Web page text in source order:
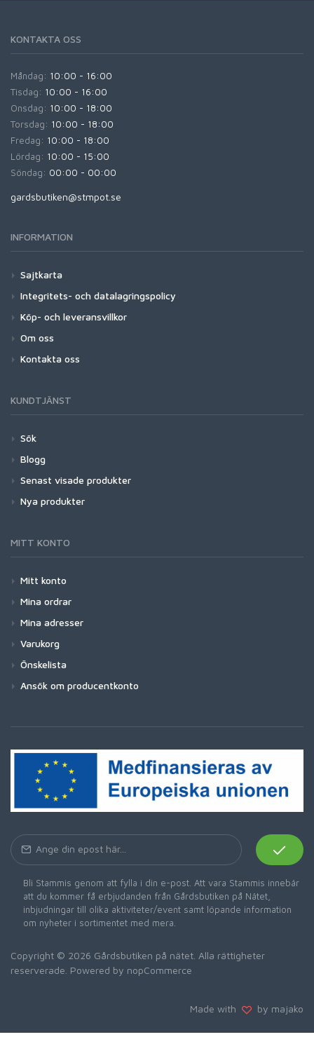
KONTAKTA OSS
Måndag: 10:00 - 16:00
Tisdag: 10:00 - 16:00
Onsdag: 10:00 - 18:00
Torsdag: 10:00 - 18:00
Fredag: 10:00 - 18:00
Lördag: 10:00 - 15:00
Söndag: 00:00 - 00:00
gardsbutiken@stmpot.se
INFORMATION
Sajtkarta
Integritets- och datalagringspolicy
Köp- och leveransvillkor
Om oss
Kontakta oss
KUNDTJÄNST
Sök
Blogg
Senast visade produkter
Nya produkter
MITT KONTO
Mitt konto
Mina ordrar
Mina adresser
Varukorg
Önskelista
Ansök om producentkonto
Bli Stammis genom att fylla i din e-post. Att vara Stammis innebär
att du kommer få erbjudanden från Gårdsbutiken på Nätet,
inbjudningar till olika aktiviteter/event samt löpande information
om nyheter i sortimentet med mera.
Copyright © 2026 Gårdsbutiken på nätet. Alla rättigheter
reserverade. Powered by nopCommerce
Made with by majako